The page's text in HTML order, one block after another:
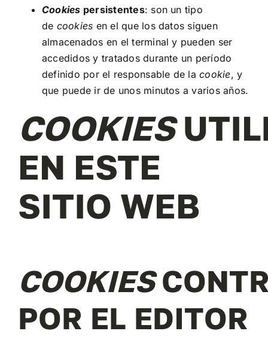
Cookies persistentes: son un tipo
de cookies en el que los datos siguen
almacenados en el terminal y pueden ser
accedidos y tratados durante un período
definido por el responsable de lacookie, y
que puede ir de unos minutos a varios años.
COOKIES
EN ESTE
SITIO WEB
COOKIES
POR EL EDITOR